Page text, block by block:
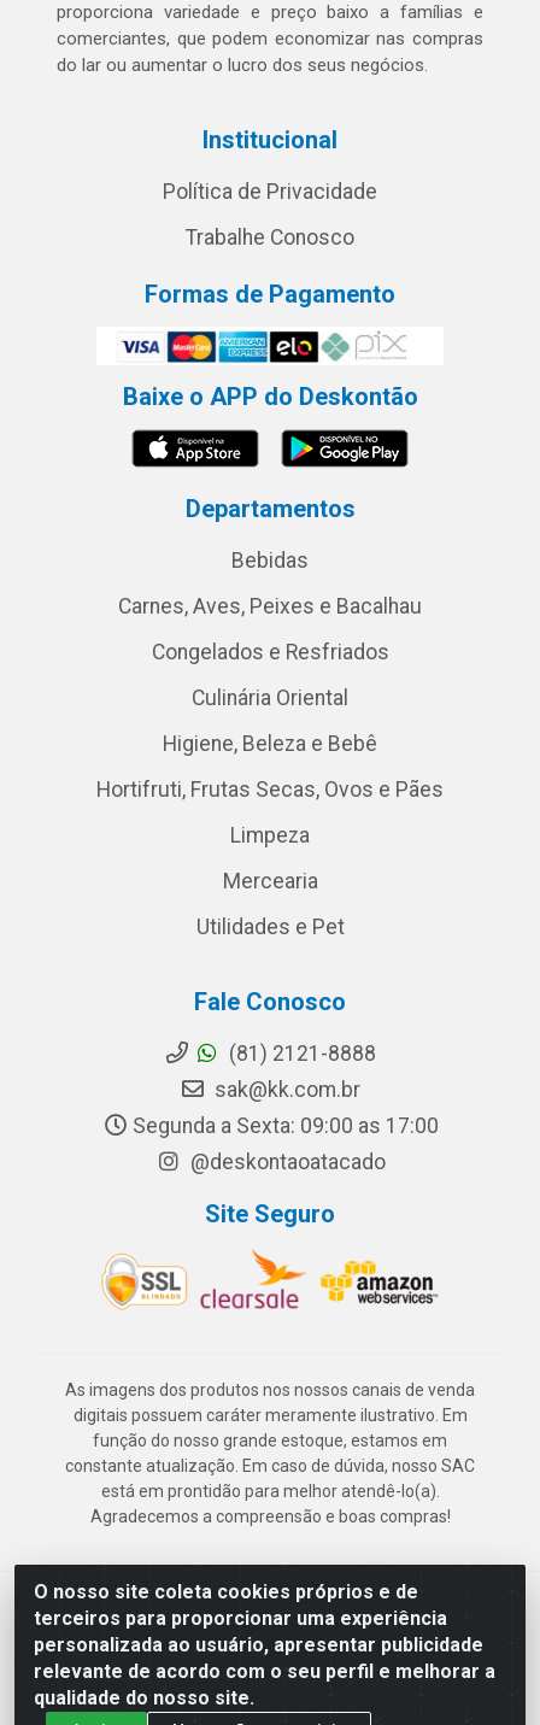
O nosso site coleta cookies próprios e de
terceiros para proporcionar uma experiência
personalizada ao usuário, apresentar publicidade
relevante de acordo com o seu perfil e melhorar a
qualidade do nosso site.
proporciona variedade e preço baixo a famílias e
comerciantes, que podem economizar nas compras
do lar ou aumentar o lucro dos seus negócios.
Institucional
Política de Privacidade
Trabalhe Conosco
Formas de Pagamento
Baixe o APP do Deskontão
Departamentos
Bebidas
Carnes, Aves, Peixes e Bacalhau
Congelados e Resfriados
Culinária Oriental
Higiene, Beleza e Bebê
Hortifruti, Frutas Secas, Ovos e Pães
Limpeza
Mercearia
Utilidades e Pet
Fale Conosco
(81) 2121-8888
sak@kk.com.br
Segunda a Sexta: 09:00 as 17:00
@deskontaoatacado
Site Seguro
As imagens dos produtos nos nossos canais de venda
digitais possuem caráter meramente ilustrativo. Em
função do nosso grande estoque, estamos em
constante atualização. Em caso de dúvida, nosso SAC
está em prontidão para melhor atendê-lo(a).
Agradecemos a compreensão e boas compras!
Deskontão Atacado - Av. Marechal Mascarenhas de Morais, 2471 -
Imbiribeira - Recife/PE - CEP 51.150-001 - CNPJ 24.150.377/0003-
57